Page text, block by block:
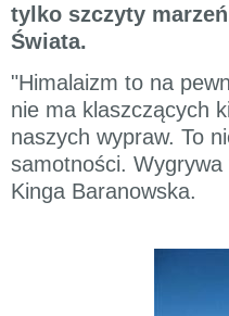
tylko szczyty
Świata.
"Himalaizm to na
nie ma klaszczących
naszych wypraw. To
samotności.
Kinga Baranowska.